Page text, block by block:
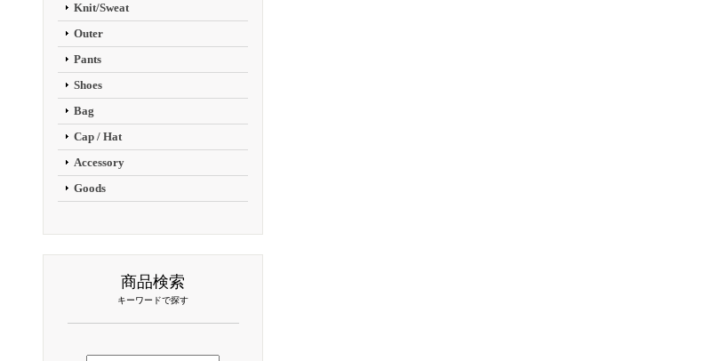
Knit/Sweat
Outer
Pants
Shoes
Bag
Cap / Hat
Accessory
Goods
商品検索
キーワードで探す